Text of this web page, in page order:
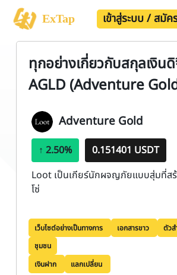
ExTap เข้าสู่ระบบ / สมัค
ทุกอย่างเกี่ยวกับสกุลเงิน
AGLD (Adventure
Adventure Gold
↑ 2.50%
0.151401 USDT
Loot เป็นเกียร์นักผจญภัยแบบสุ่มที่สร้
โซ่
เว็บไซต์อย่างเป็นทางการ เอกสารขาว
ตัวส
ชุมชน
เงินฝาก
แลกเปลี่ยน